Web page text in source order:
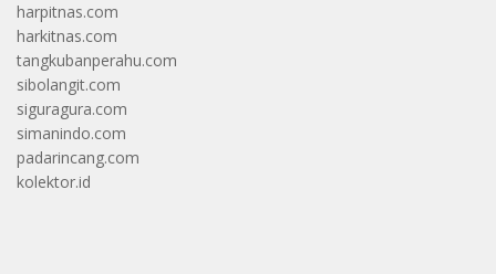
harpitnas.com
harkitnas.com
tangkubanperahu.com
sibolangit.com
siguragura.com
simanindo.com
padarincang.com
kolektor.id